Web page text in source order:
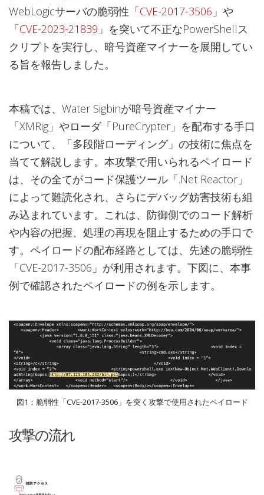
WebLogicサーバの脆弱性「CVE-2017-3506 」や
「CVE-2023-21839 」を突いて不正なPowerShellス
クリプトを実行し、暗号資産マイナーを展開してい
る旨を報告しました。
本稿では、Water Sigbinが暗号資産マイナー
「XMRig」やローダ「PureCrypter」を配布する手口
について、「多段階ローディング」の技術に焦点を
当てて解説します。本攻撃で用いられるペイロード
は、その全てがコード保護ツール「.Net Reactor」
によって難読化され、さらにデバッグ妨害技術も組
み込まれています。これは、防御側でのコード解析
や内容の把握、処理の再現を阻止するための手口で
す。ペイロードの配布経路としては、先述の脆弱性
「CVE-2017-3506」が利用されます。下図に、本事
例で確認されたペイロードの例を示します。
図1：脆弱性「CVE-2017-3506」を突く攻撃で使用されたペイロード
攻撃の流れ